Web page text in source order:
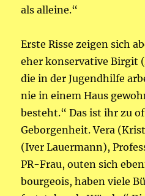
als alleine.“
Erste Risse zeigen sich
eher konservative Birgit
die in der Jugendhilfe
nie in einem Haus
besteht.“ Das ist ihr zu
Geborgenheit. Vera
(Iver Lauermann),
PR-Frau, outen sich
bourgeois, haben viele